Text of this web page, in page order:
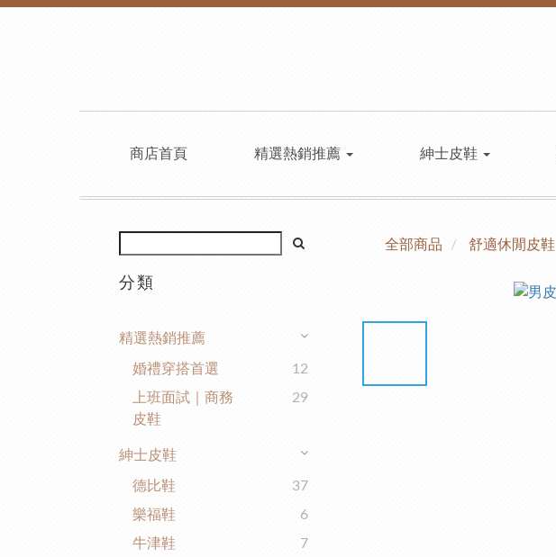
商店首頁 精選熱銷推薦 紳士皮鞋
分類
精選熱銷推薦
婚禮穿搭首選
12
上班面試｜商務
皮鞋
29
紳士皮鞋
德比鞋
37
樂福鞋
6
牛津鞋
7
全部商品 舒適休閒皮鞋